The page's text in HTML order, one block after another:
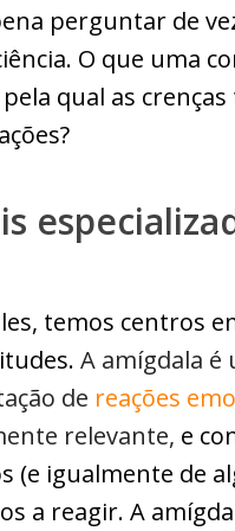
perguntar de
O que uma
qual as
temos centros
A amígdala
de reações
relevante, e
(e igualmente de
a reagir. A